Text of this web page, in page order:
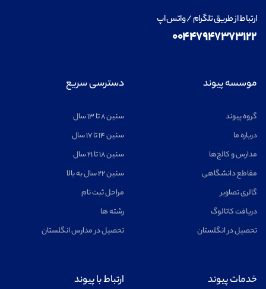
ارتباط از طریق تلگرام / واتس اپ
۰۰۴۴۷۹۴۷۳۷۳۱۲۲
موسسه پیوند
گروه پیوند
درباره ما
مدارس و کالج‌ها
مقاطع دانشگاهی
گالری تصاویر
دریافت کاتالوگ
تحصیل در انگلستان
دسترسی سریع
سنین ۸ تا ۱۳ سال
سنین ۱۴ تا ۱۷ سال
سنین ۱۸ تا ۲۱ سال
سنین ۲۲ سال به بالا
مراحل ثبت نام
رشته ها
تحصیل در مدارس انگلستان
خدمات پیوند ارتباط با پیوند